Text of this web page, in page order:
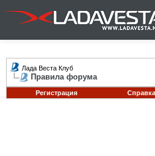
Лада Веста Клуб
Правила форума
Регистрация Справка